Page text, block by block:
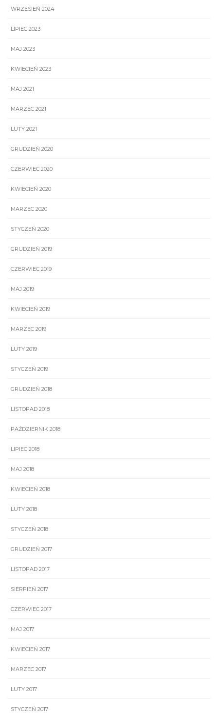
WRZESIEŃ 2024
LIPIEC 2023
MAJ 2023
KWIECIEŃ 2023
MAJ 2021
MARZEC 2021
LUTY 2021
GRUDZIEŃ 2020
CZERWIEC 2020
KWIECIEŃ 2020
MARZEC 2020
STYCZEŃ 2020
GRUDZIEŃ 2019
CZERWIEC 2019
MAJ 2019
KWIECIEŃ 2019
MARZEC 2019
LUTY 2019
STYCZEŃ 2019
GRUDZIEŃ 2018
LISTOPAD 2018
PAŹDZIERNIK 2018
LIPIEC 2018
MAJ 2018
KWIECIEŃ 2018
LUTY 2018
STYCZEŃ 2018
GRUDZIEŃ 2017
LISTOPAD 2017
SIERPIEŃ 2017
CZERWIEC 2017
MAJ 2017
KWIECIEŃ 2017
MARZEC 2017
LUTY 2017
STYCZEŃ 2017